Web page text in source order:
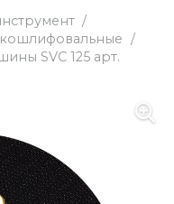
/
/
SVC 125 арт.